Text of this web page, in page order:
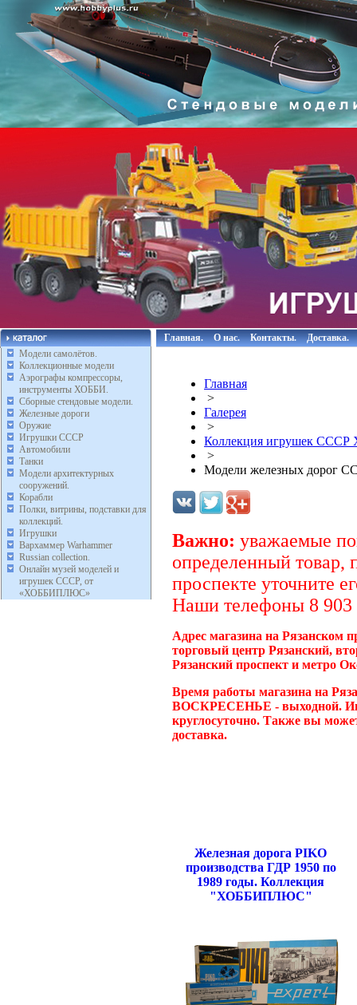
Модели самолётов.
Коллекционные модели
Аэрографы компрессоры,
инструменты ХОББИ.
Сборные стендовые модели.
Железные дороги
Оружие
Игрушки СССР
Автомобили
Танки
Модели архитектурных
сооружений.
Корабли
Полки, витрины, подставки для
коллекций.
Игрушки
Вархаммер Warhammer
Russian collection.
Онлайн музей моделей и
игрушек СССР, от
«ХОББИПЛЮС»
Главная. О нас. Контакты. Доставка.
Главная
>
Галерея
>
Коллекция игрушек
>
Модели железных дорог
Важно: уважаемые
определенный товар,
проспекте уточните
Наши телефоны 8 903
Адрес магазина на Рязанском
торговый центр Рязанский,
Рязанский проспект и метро
Время работы магазина на
ВОСКРЕСЕНЬЕ - выходной.
круглосуточно. Также вы
доставка.
Железная дорога PIKO
производства ГДР 1950 по
1989 годы. Коллекция
"ХОББИПЛЮС"